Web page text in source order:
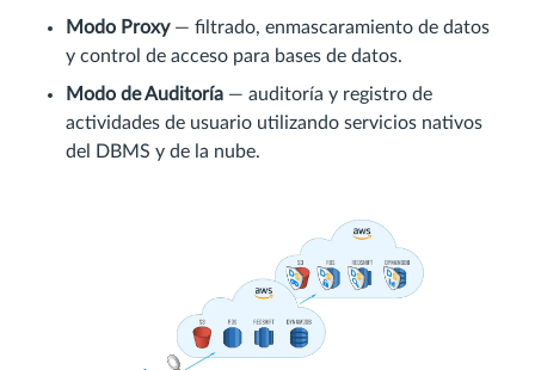
Modo Proxy— filtrado, enmascaramiento de datos
y control de acceso para bases de datos.
Modo de Auditoría — auditoría y registro de
actividades de usuario utilizando servicios nativos
del DBMS y de la nube.